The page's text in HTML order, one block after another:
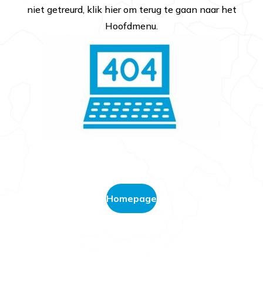
niet getreurd, klik hier om terug te gaan naar het
Hoofdmenu.
Homepage